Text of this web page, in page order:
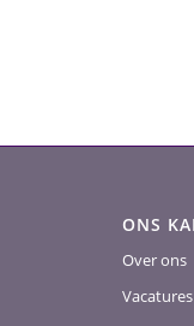
ONS
Over ons
Vacatures